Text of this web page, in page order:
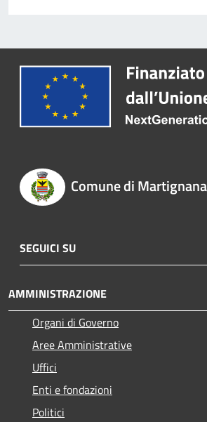
Comune di
SEGUICI SU
AMMINISTRAZIONE
Organi di Governo
Aree Amministrative
Uffici
Enti e fondazioni
Politici